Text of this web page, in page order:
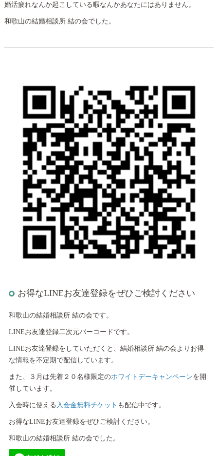
婚活疲れなんか起こしている暇なんかあなたにはありません。
和歌山の結婚相談所 結の会でした。
お得なLINEお友達登録をぜひご検討ください
和歌山の結婚相談所 結の会です。
LINEお友達登録二次元バーコードです。
LINEお友達登録をしていただくと、結婚相談所 結の会よりお得
な情報を不定期で配信しています。
また、３月は先着２０名様限定のホワイトデーキャンペーンを開
催しています。
入会時に使える 入会金無料チケット も配信中です。
お得なLINEお友達登録をぜひご検討ください。
和歌山の結婚相談所 結の会でした。